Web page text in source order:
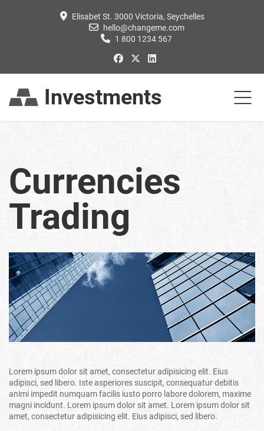
Elisabet St. 3000 Victoria, Seychelles
hello@changeme.com
1 800 1234 567
Investments
Currencies
Trading
Lorem ipsum dolor sit amet, consectetur adipisicing elit. Eius
adipisci, sed libero. Iste asperiores suscipit, consequatur debitis
animi impedit numquam facilis iusto porro labore dolorem, maxime
magni incidunt. Lorem ipsum dolor sit amet. Lorem ipsum dolor sit
amet, consectetur adipisicing elit. Eius adipisci, sed libero.